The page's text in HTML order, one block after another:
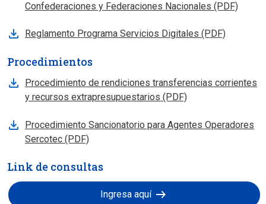
Confederaciones y Federaciones Nacionales (PDF)
Reglamento Programa Servicios Digitales (PDF)
Procedimientos
Procedimiento de rendiciones transferencias corrientes
y recursos extrapresupuestarios (PDF)
Procedimiento Sancionatorio para Agentes Operadores
Sercotec (PDF)
Link de consultas
Ingresa aquí arrow_right_alt